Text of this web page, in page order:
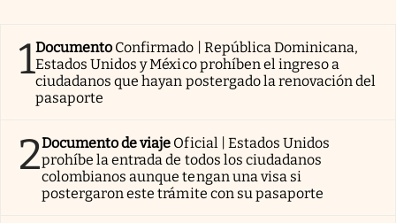
1Documento Confirmado | República Dominicana,
Estados Unidos y México prohíben el ingreso a
ciudadanos que hayan postergado la renovación del
pasaporte
2Documento de viaje Oficial | Estados Unidos
prohíbe la entrada de todos los ciudadanos
colombianos aunque tengan una visa si
postergaron este trámite con su pasaporte